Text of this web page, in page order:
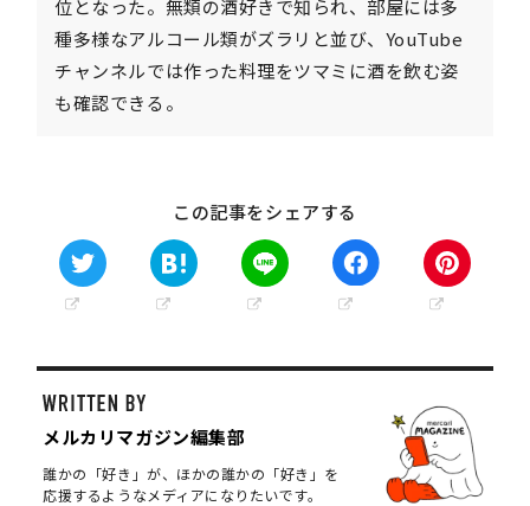
位となった。無類の酒好きで知られ、部屋には多
種多様なアルコール類がズラリと並び、YouTube
チャンネルでは作った料理をツマミに酒を飲む姿
も確認できる。
この記事をシェアする
メルカリマガジン編集部
誰かの「好き」が、ほかの誰かの「好き」を
応援するようなメディアになりたいです。